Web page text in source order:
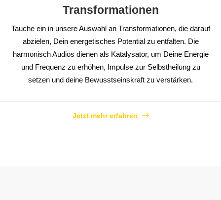
Transformationen
Tauche ein in unsere Auswahl an Transformationen, die darauf
abzielen, Dein energetisches Potential zu entfalten. Die
harmonisch Audios dienen als Katalysator, um Deine Energie
und Frequenz zu erhöhen, Impulse zur Selbstheilung zu
setzen und deine Bewusstseinskraft zu verstärken.
Jetzt mehr erfahren